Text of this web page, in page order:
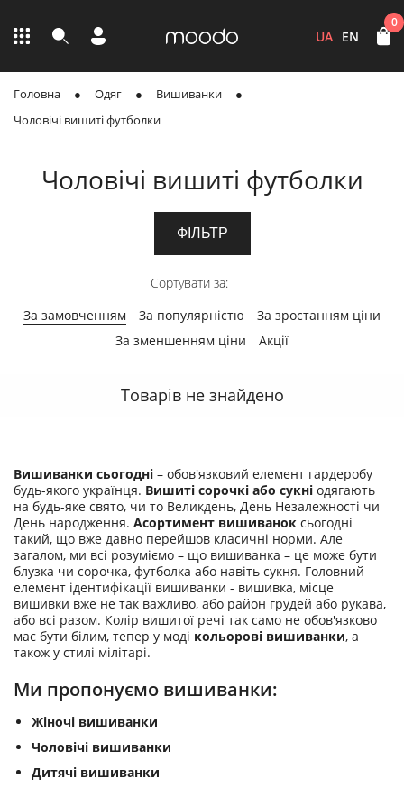
UA EN
0
Головна Одяг
Вишиванки
Чоловічі вишиті футболки
Чоловічі вишиті футболки
ФІЛЬТР
Сортувати за:
За замовченням
За популярністю
За зростанням ціни
За зменшенням ціни
Акції
Товарів не знайдено
Вишиванки сьогодні – обов'язковий елемент гардеробу
будь-якого українця. Вишиті сорочкі або сукні одягають
на будь-яке свято, чи то Великдень, День Незалежності чи
День народження. Асортимент вишиванок сьогодні
такий, що вже давно перейшов класичні норми. Але
загалом, ми всі розуміємо – що вишиванка – це може бути
блузка чи сорочка, футболка або навіть сукня. Головний
елемент ідентифікації вишиванки - вишивка, місце
вишивки вже не так важливо, або район грудей або рукава,
або всі разом. Колір вишитої речі так само не обов'язково
має бути білим, тепер у моді кольорові вишиванки, а
також у стилі мілітарі.
Ми пропонуємо вишиванки:
Жіночі вишиванки
Чоловічі вишиванки
Дитячі вишиванки